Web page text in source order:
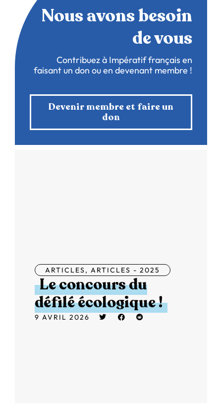
Nous avons besoin
de vous
Contribuez à Impératif français en
faisant un don ou en devenant membre !
Devenir membre et faire un
don
ARTICLES, ARTICLES - 2025
Le concours du
défilé écologique !
9 AVRIL 2026